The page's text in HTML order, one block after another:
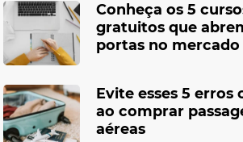
Conheça os 5
gratuitos que
portas no mercado
Evite esses 5 erros
ao comprar
aéreas